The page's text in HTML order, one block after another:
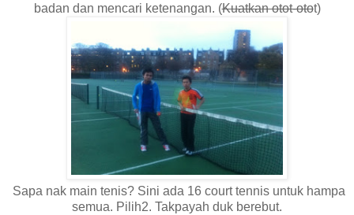
badan dan mencari ketenangan. (Kuatkan otot-otot)
Sapa nak main tenis? Sini ada 16 court tennis untuk hampa
semua. Pilih2. Takpayah duk berebut.